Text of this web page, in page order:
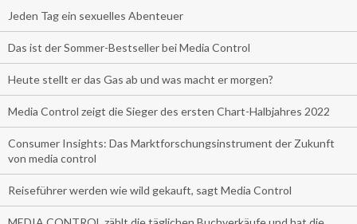
Jeden Tag ein sexuelles Abenteuer
Das ist der Sommer-Bestseller bei Media Control
Heute stellt er das Gas ab und was macht er morgen?
Media Control zeigt die Sieger des ersten Chart-Halbjahres 2022
Consumer Insights: Das Marktforschungsinstrument der Zukunft
von media control
Reiseführer werden wie wild gekauft, sagt Media Control